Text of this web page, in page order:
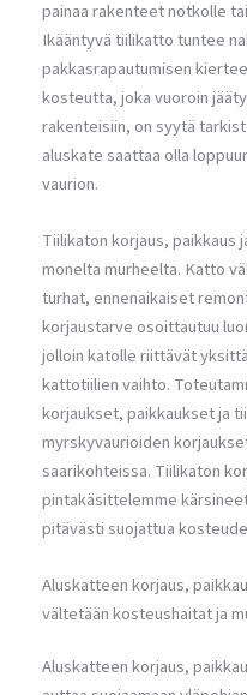
painaa rakenteet notkolle
Ikääntyvä tiilikatto tuntee
pakkasrapautumisen
kosteutta, joka vuoroin
rakenteisiin, on syytä
aluskate saattaa olla
vaurion.
Tiilikaton korjaus, paikkaus
monelta murheelta. Katto
turhat, ennenaikaiset
korjaustarve osoittautuu
jolloin katolle riittävät
kattotiilien vaihto.
korjaukset, paikkaukset ja
myrskyvaurioiden
saarikohteissa. Tiilikaton
pintakäsittelemme
pitävästi suojattua
Aluskatteen korjaus,
vältetään kosteushaitat ja
Aluskatteen korjaus,